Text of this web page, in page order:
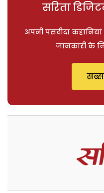
सरिता
अपनी पसंदीदा
जानकारी के